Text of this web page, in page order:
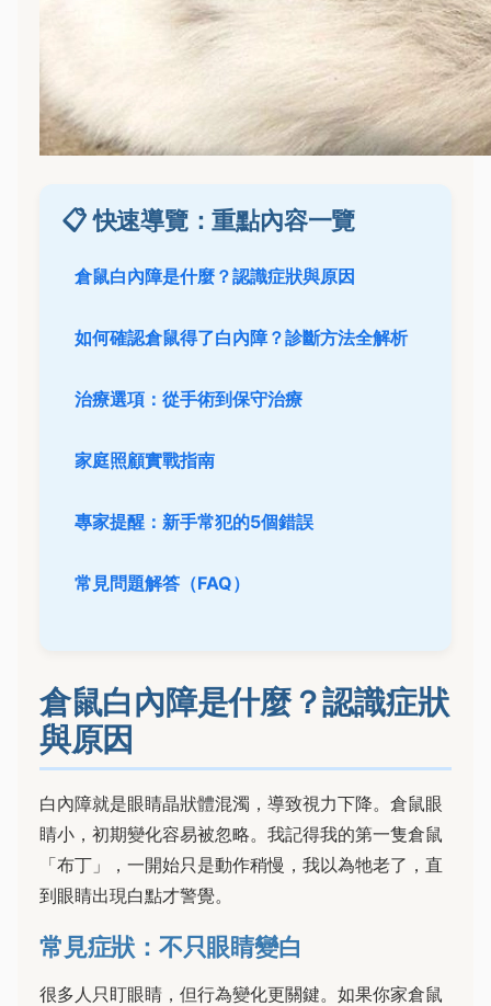
📋 快速導覽：重點內容一覽
倉鼠白內障是什麼？認識症狀與原因
如何確認倉鼠得了白內障？診斷方法全解析
治療選項：從手術到保守治療
家庭照顧實戰指南
專家提醒：新手常犯的5個錯誤
常見問題解答（FAQ）
倉鼠白內障是什麼？認識症狀
與原因
白內障就是眼睛晶狀體混濁，導致視力下降。倉鼠眼
睛小，初期變化容易被忽略。我記得我的第一隻倉鼠
「布丁」，一開始只是動作稍慢，我以為牠老了，直
到眼睛出現白點才警覺。
常見症狀：不只眼睛變白
很多人只盯眼睛，但行為變化更關鍵。如果你家倉鼠